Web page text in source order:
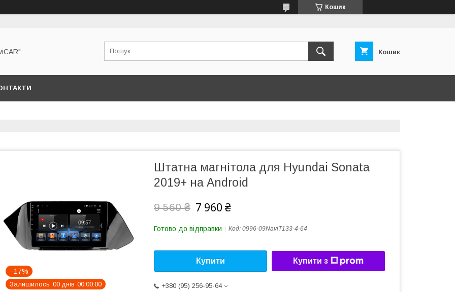
Кошик
Кошик
–17%
Залишилось 00 днів 00 00 00
Штатна магнітола для Hyundai Sonata
2019+ на Android
9 560 ₴ 7 960 ₴
Готово до відправки Код: 0996-09NaviT133-4-64
Купити Купити з
+380 (95) 256-95-64